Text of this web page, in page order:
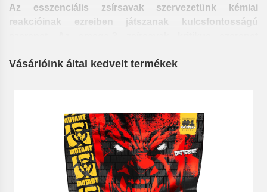
Az esszenciális zsírsavak szervezetünk kémiai
reakcióinak ezreiben játszanak kulcsfontosságú
hormonszerű anyagok rendkívül széles biológiai
reproduktív szervek működését, esszenciálisak a
hormontermeléshez, testünk gyulladásra ill. fájdalomra
adott reakcióihoz, sőt az izomépítés és a zsírégetés
szabályozásához is.
Vásárlóink által kedvelt termékek